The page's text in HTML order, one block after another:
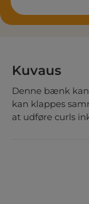
Kuvaus
Denne bænk
kan klappes
at udføre curls